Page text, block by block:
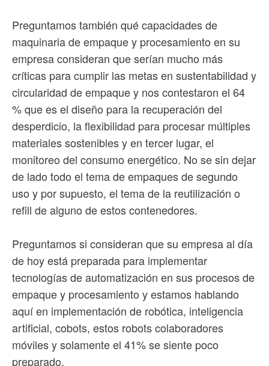
Preguntamos también qué capacidades de
maquinaria de empaque y procesamiento en su
empresa consideran que serían mucho más
críticas para cumplir las metas en sustentabilidad y
circularidad de empaque y nos contestaron el 64
% que es el diseño para la recuperación del
desperdicio, la flexibilidad para procesar múltiples
materiales sostenibles y en tercer lugar, el
monitoreo del consumo energético. No se sin dejar
de lado todo el tema de empaques de segundo
uso y por supuesto, el tema de la reutilización o
refill de alguno de estos contenedores.
Preguntamos si consideran que su empresa al día
de hoy está preparada para implementar
tecnologías de automatización en sus procesos de
empaque y procesamiento y estamos hablando
aquí en implementación de robótica, inteligencia
artificial, cobots, estos robots colaboradores
móviles y solamente el 41% se siente poco
preparado.